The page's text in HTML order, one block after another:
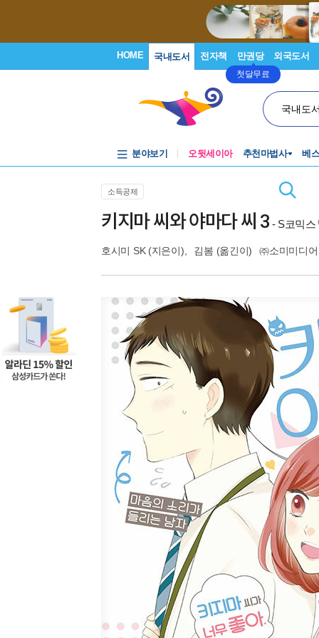
HOME 국내도서 전자책 만권당
첫달무료
외국도서
국내도
분야보기 오뒷세이아 추천마법사 베
소득공제
키지마 씨와 야마다 씨 3 - S코믹스
호시미 SK(지은이), 김봄 (옮긴이) ㈜소미미디어